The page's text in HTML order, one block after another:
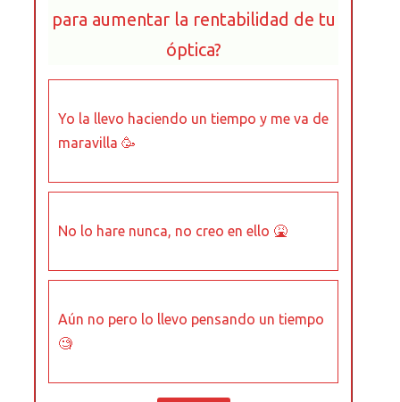
para aumentar la rentabilidad de tu
óptica?
Yo la llevo haciendo un tiempo y me va de
maravilla 🥳
No lo hare nunca, no creo en ello 🤮
Aún no pero lo llevo pensando un tiempo
🧐